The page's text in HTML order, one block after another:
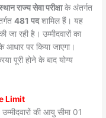
राज्य सेवा परीक्षाके अंतर्गत
481 पदशामिल हैं। यह
रही है। उम्मीदवारों का
आधार पर किया जाएगा।
पूरी होने के बाद योग्य
Limit
की आयु सीमा 01